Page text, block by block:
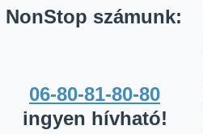
NonStop számunk:
06-80-81-80-80
ingyen hívható!